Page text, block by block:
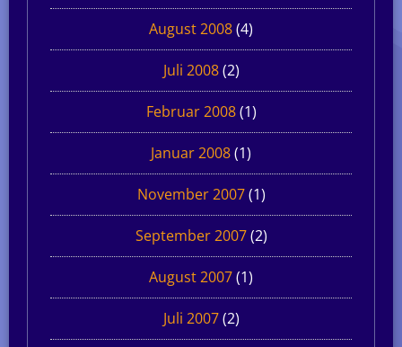
August 2008(4)
Juli 2008(2)
Februar 2008(1)
Januar 2008(1)
November 2007(1)
September 2007(2)
August 2007(1)
Juli 2007(2)